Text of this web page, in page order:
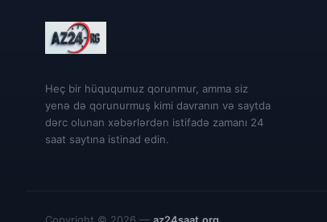
Heç bir hüququmuz qorunmur, amma siz
yenə də qorunurmuş kimi davranın və saytda
dərc olunan xəbərlərdən istifadə zamanı 24
saat saytına istinad edin.